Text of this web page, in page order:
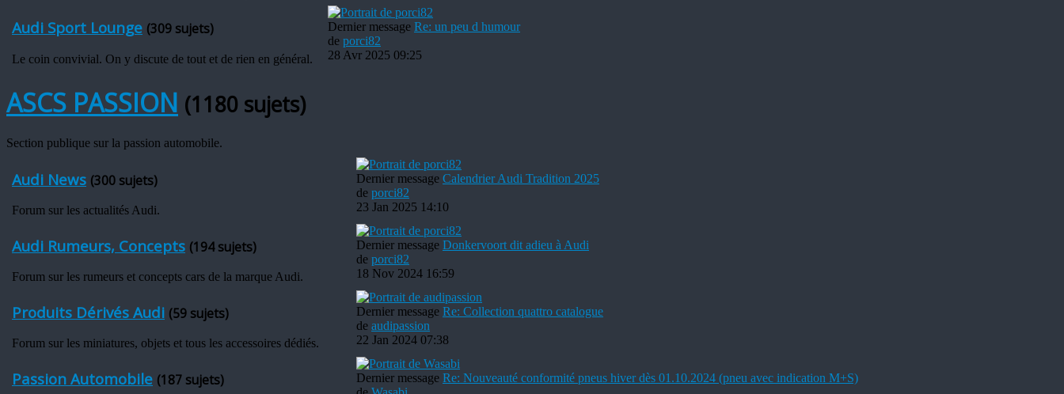
Audi Sport Lounge (309 sujets)
Le coin convivial. On y discute de tout et de rien en général.
Dernier message Re: un peu d humour
de porci82
28 Avr 2025 09:25
ASCS PASSION (1180 sujets)
Section publique sur la passion automobile.
Audi News (300 sujets)
Forum sur les actualités Audi.
Dernier message Calendrier Audi Tradition 2025
de porci82
23 Jan 2025 14:10
Audi Rumeurs, Concepts (194 sujets)
Forum sur les rumeurs et concepts cars de la marque Audi.
Dernier message Donkervoort dit adieu à Audi
de porci82
18 Nov 2024 16:59
Produits Dérivés Audi (59 sujets)
Forum sur les miniatures, objets et tous les accessoires dédiés.
Dernier message Re: Collection quattro catalogue
de audipassion
22 Jan 2024 07:38
Passion Automobile (187 sujets) Dernier message Re: Nouveauté conformité pneus hiver dès 01.10.2024 (pneu avec indication M+S)